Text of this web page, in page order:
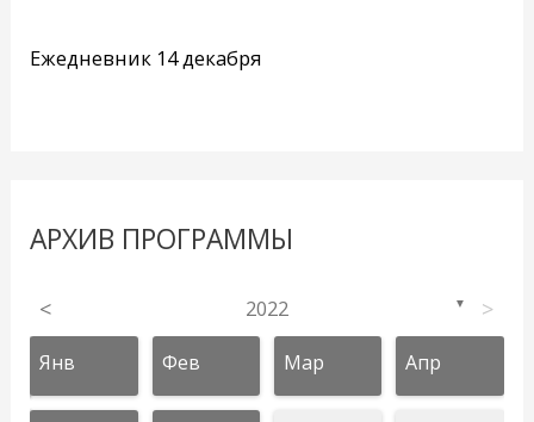
Ежедневник 14 декабря
АРХИВ ПРОГРАММЫ
< 2022 ▼ >
Янв Фев Мар Апр